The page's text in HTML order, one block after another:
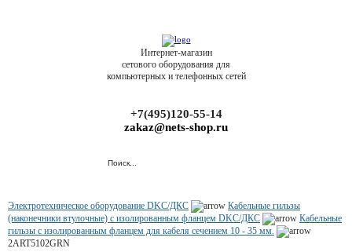
Интернет-магазин
сетового оборудования для
компьютерных и телефонных сетей
+7(495)120-55-14
zakaz@nets-shop.ru
Электротехническое оборудование DKC/ДКС
Кабельные гильзы
(наконечники втулочные) с изолированным фланцем DKC/ДКС
Кабельные
гильзы с изолированным фланцем для кабеля сечением 10 - 35 мм.
2ART5102GRN